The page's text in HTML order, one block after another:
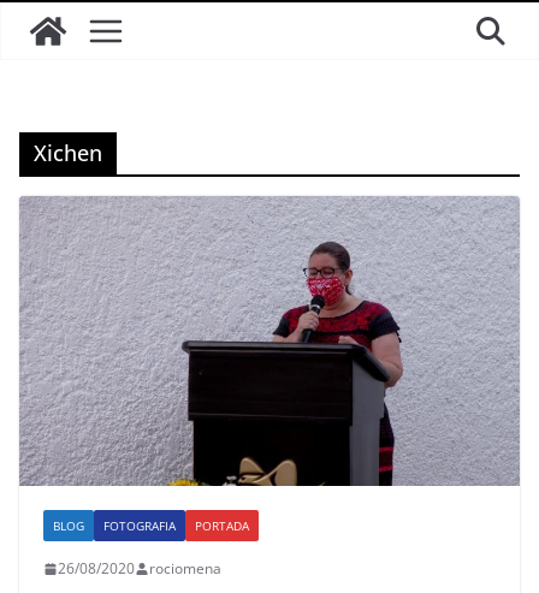
Xichen
BLOG FOTOGRAFIA PORTADA
26/08/2020 rociomena